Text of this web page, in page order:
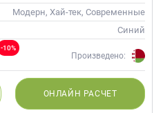
Модерн, Хай-тек, Современные
Синий
-10%
Произведено:
ОНЛАЙН РАСЧЕТ